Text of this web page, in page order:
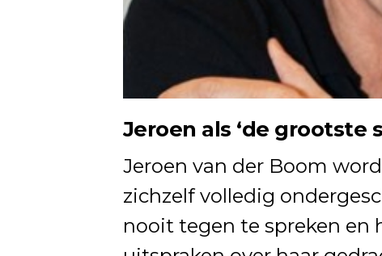
Jeroen als ‘de grootste
Jeroen van der Boom
zichzelf volledig
nooit tegen te spreken en